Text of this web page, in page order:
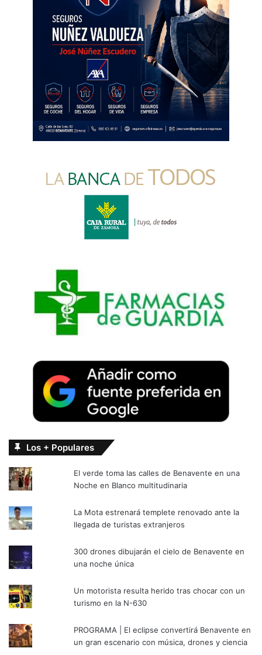
Los + Populares
El verde toma las calles de Benavente en una
Noche en Blanco multitudinaria
La Mota estrenará templete renovado ante la
llegada de turistas extranjeros
300 drones dibujarán el cielo de Benavente en
una noche única
Un motorista resulta herido tras chocar con un
turismo en la N-630
PROGRAMA | El eclipse convertirá Benavente en
un gran escenario con música, drones y ciencia